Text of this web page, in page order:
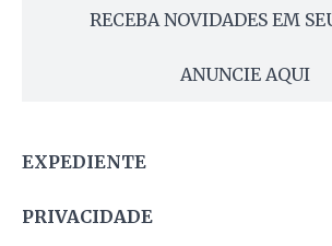
RECEBA NOVIDADES EM
ANUNCIE AQUI
EXPEDIENTE
PRIVACIDADE